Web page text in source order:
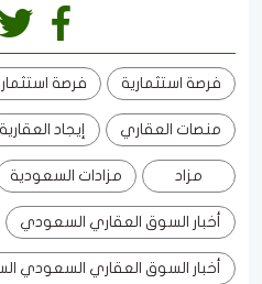
فرصة استثمارية فرصة
منصات العقاري إيجاد العقارية
مزاد مزادات السعودية
أخبار السوق العقاري السعودي
أخبار السوق العقاري السعودي